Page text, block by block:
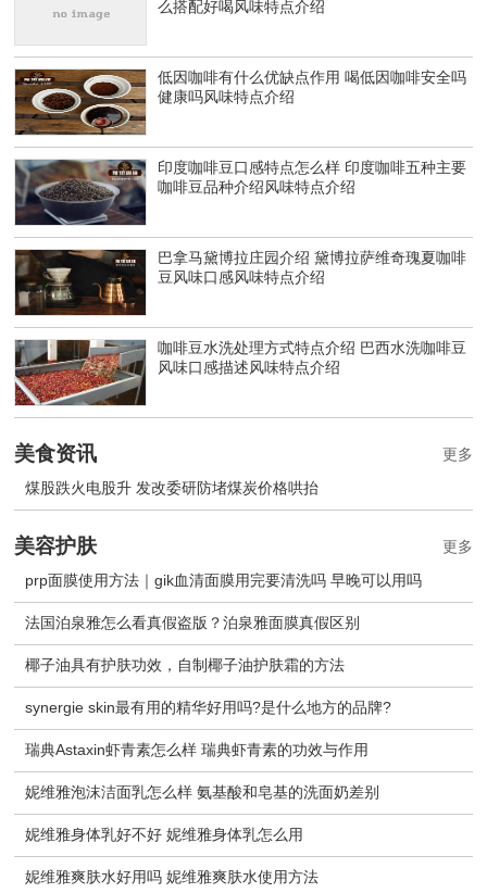
么搭配好喝风味特点介绍
低因咖啡有什么优缺点作用 喝低因咖啡安全吗
健康吗风味特点介绍
印度咖啡豆口感特点怎么样 印度咖啡五种主要
咖啡豆品种介绍风味特点介绍
巴拿马黛博拉庄园介绍 黛博拉萨维奇瑰夏咖啡
豆风味口感风味特点介绍
咖啡豆水洗处理方式特点介绍 巴西水洗咖啡豆
风味口感描述风味特点介绍
美食资讯
煤股跌火电股升 发改委研防堵煤炭价格哄抬
更多
美容护肤
prp面膜使用方法｜gik血清面膜用完要清洗吗 早晚可以用吗
法国泊泉雅怎么看真假盗版？泊泉雅面膜真假区别
椰子油具有护肤功效，自制椰子油护肤霜的方法
synergie skin最有用的精华好用吗?是什么地方的品牌?
瑞典Astaxin虾青素怎么样 瑞典虾青素的功效与作用
妮维雅泡沫洁面乳怎么样 氨基酸和皂基的洗面奶差别
妮维雅身体乳好不好 妮维雅身体乳怎么用
妮维雅爽肤水好用吗 妮维雅爽肤水使用方法
更多